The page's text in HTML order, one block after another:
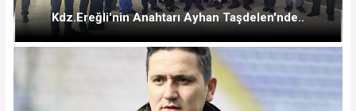
Kdz.Ereğli'nin Anahtarı Ayhan Taşdelen'nde..